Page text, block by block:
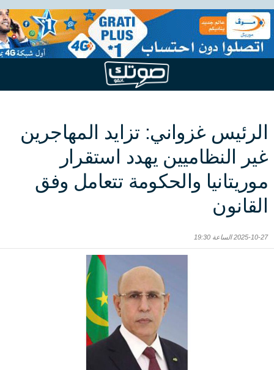
الرئيس غزواني: تزايد المهاجرين
غير النظاميين يهدد استقرار
موريتانيا والحكومة تتعامل وفق
القانون
2025-10-27 الساعة 19:30